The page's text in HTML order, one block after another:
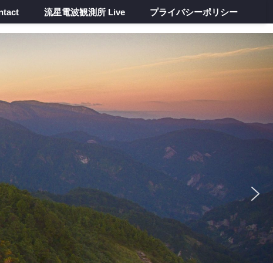
流星電波観測所 Live プライバシーポリシー